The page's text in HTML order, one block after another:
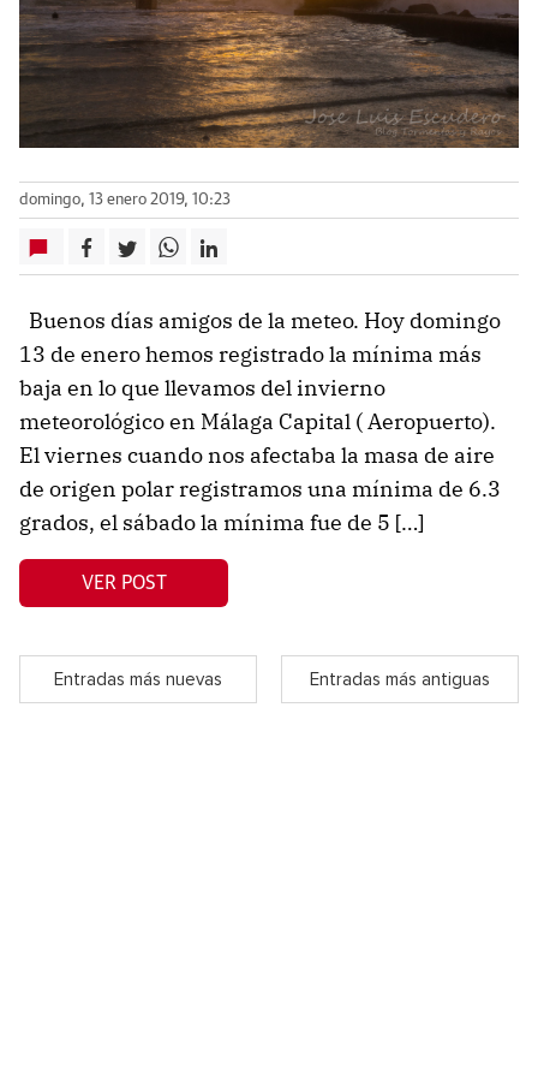
domingo, 13 enero 2019, 10:23
Buenos días amigos de la meteo. Hoy domingo
13 de enero hemos registrado la mínima más
baja en lo que llevamos del invierno
meteorológico en Málaga Capital ( Aeropuerto).
El viernes cuando nos afectaba la masa de aire
de origen polar registramos una mínima de 6.3
grados, el sábado la mínima fue de 5 […]
VER POST
Entradas más nuevas Entradas más antiguas